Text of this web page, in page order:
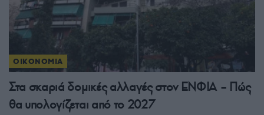
ΟΙΚΟΝΟΜΙΑ
Στα σκαριά δομικές αλλαγές στον ΕΝΦΙΑ – Πώς
θα υπολογίζεται από το 2027